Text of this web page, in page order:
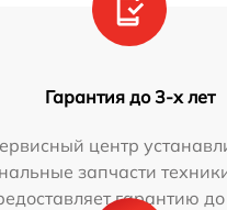
Гарантия до 3-х лет
центр
запчасти
гарантию до